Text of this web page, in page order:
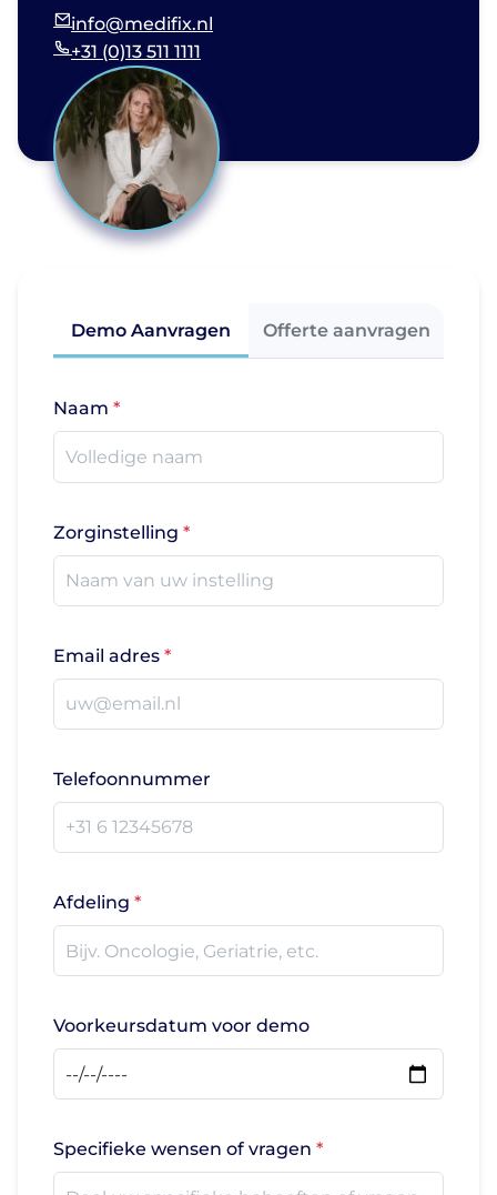
info@medifix.nl
+31 (0)13 511 1111
Demo Aanvragen Offerte aanvragen
Naam
Zorginstelling
Email adres
Telefoonnummer
Afdeling
Voorkeursdatum voor demo
Specifieke wensen of vragen